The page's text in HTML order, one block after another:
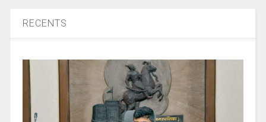
RECENTS